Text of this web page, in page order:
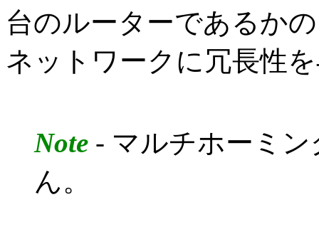
台のルーターであるか
ネットワークに冗長性
Note - マルチホーミ
ん。